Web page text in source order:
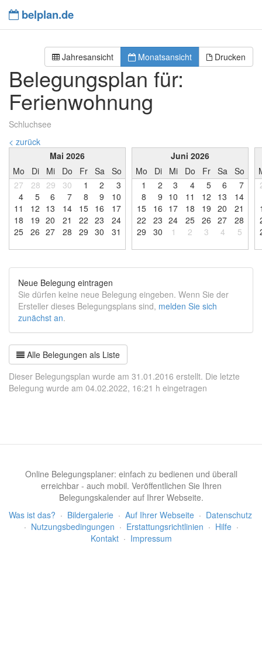
belplan.de
Jahresansicht Monatsansicht Drucken
Belegungsplan für:
Ferienwohnung
Schluchsee
< zurück
Mai 2026
Mo
Di Mi Do Fr Sa So
27
28 29 30 1 2
3
4
5 6 7 8 9 10
1 1 12 13 14 15 16 17
18 19 20 21 22 23 24
25 26 27 28 29 30 31
Juni 2026
Mo
Di Mi Do Fr Sa So
1
2 3 4 5 6
7
8
9 10 1 1 12 13 14
15 16 17 18 19 20 21
22 23 24 25 26 27 28
29 30 1 2 3 4 5
Neue Belegung eintragen
Sie dürfen keine neue Belegung eingeben. Wenn Sie der
Ersteller dieses Belegungsplans sind, melden Sie sich
zunächst an.
Alle Belegungen als Liste
Dieser Belegungsplan wurde am 31.01.2016 erstellt. Die letzte
Belegung wurde am 04.02.2022, 16:21 h eingetragen
Online Belegungsplaner: einfach zu bedienen und überall
erreichbar - auch mobil. Veröffentlichen Sie Ihren
Belegungskalender auf Ihrer Webseite.
Was ist das? · Bildergalerie · Auf Ihrer Webseite · Datenschutz
· Nutzungsbedingungen · Erstattungsrichtlinien · Hilfe ·
Kontakt · Impressum